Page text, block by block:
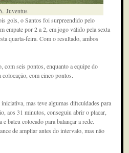
Juventus
gols, o Santos foi surpreendido pelo
empate por 2 a 2, em jogo válido pela sexta
quarta-feira. Com o resultado, ambos
com seis pontos, enquanto a equipe do
com cinco pontos.
mas teve algumas dificuldades para
aos 31 minutos, conseguiu abrir o placar,
bateu colocado para balançar a rede.
de ampliar antes do intervalo, mas não